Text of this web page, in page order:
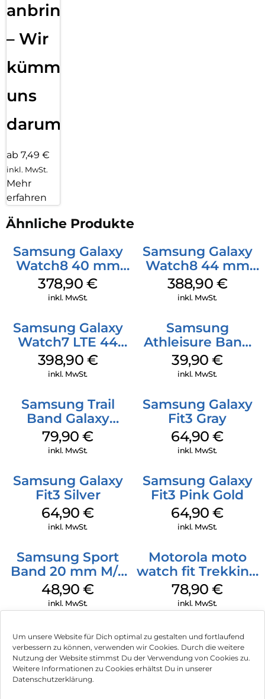
Um unsere Website für Dich optimal zu gestalten und fortlaufend
verbessern zu können, verwenden wir Cookies. Durch die weitere
Nutzung der Website stimmst Du der Verwendung von Cookies zu.
Weitere Informationen zu Cookies erhältst Du in unserer
Datenschutzerklärung.
anbringen
– Wir
kümmern
uns
darum!
ab 7,49 €
inkl. MwSt.
Mehr
erfahren
Ähnliche Produkte
Samsung Galaxy
Watch8 40 mm
Graphite
378,90€
inkl. MwSt.
Samsung Galaxy
Watch8 44 mm
Graphite
388,90 €
inkl. MwSt.
Samsung Galaxy
Watch7 LTE 44
mm Silver
398,90 €
inkl. MwSt.
Samsung
Athleisure Band
M/L Galaxy
Watch7 Silver
39,90€
inkl. MwSt.
Samsung Trail
Band Galaxy
Watch Ultra
Orange
79,90€
inkl. MwSt.
Samsung Galaxy
Fit3 Gray
64,90€
inkl. MwSt.
Samsung Galaxy
Fit3 Silver
64,90€
inkl. MwSt.
Samsung Galaxy
Fit3 Pink Gold
64,90€
inkl. MwSt.
Samsung Sport
Band 20 mm M/L
Galaxy Watch
Series Silber
48,90€
inkl. MwSt.
Motorola moto
watch fit Trekking
Green
78,90€
inkl. MwSt.
Impressum